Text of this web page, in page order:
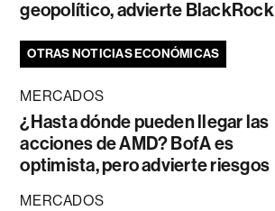
geopolítico, advierte BlackRock
OTRAS NOTICIAS ECONÓMICAS
MERCADOS
¿Hasta dónde pueden llegar las
acciones de AMD? BofA es
optimista, pero advierte riesgos
MERCADOS